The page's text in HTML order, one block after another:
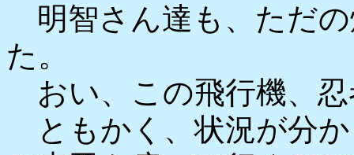
明智さん達も、ただ
た。
おい、この飛行機、
ともかく、状況が分